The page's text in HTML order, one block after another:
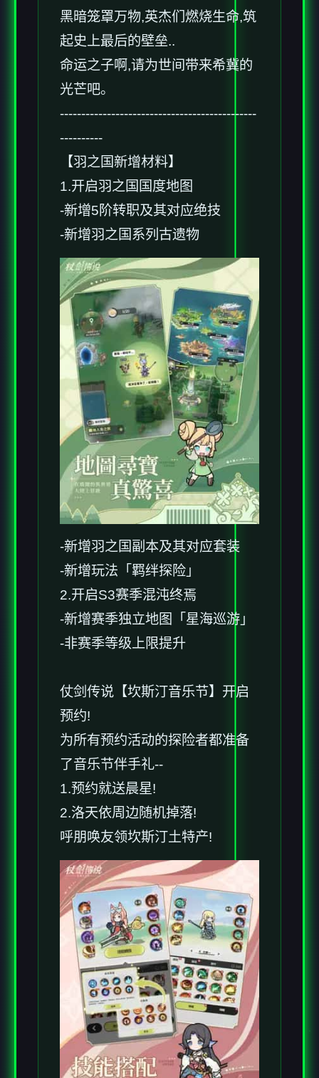
黑暗笼罩万物,英杰们燃烧生命,筑
起史上最后的壁垒..
命运之子啊,请为世间带来希冀的
光芒吧。
----------------------------------------------
----------
【羽之国新增材料】
1.开启羽之国国度地图
-新增5阶转职及其对应绝技
-新增羽之国系列古遗物
-新增羽之国副本及其对应套装
-新增玩法「羁绊探险」
2.开启S3赛季混沌终焉
-新增赛季独立地图「星海巡游」
-非赛季等级上限提升
仗剑传说【坎斯汀音乐节】开启
预约!
为所有预约活动的探险者都准备
了音乐节伴手礼--
1.预约就送晨星!
2.洛天依周边随机掉落!
呼朋唤友领坎斯汀土特产!